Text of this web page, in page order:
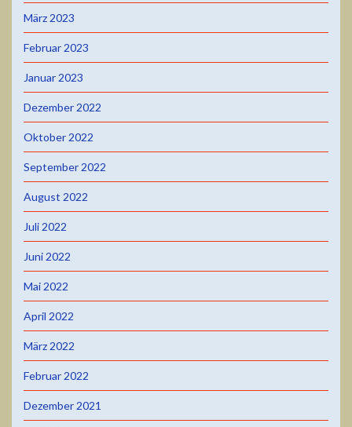
März 2023
Februar 2023
Januar 2023
Dezember 2022
Oktober 2022
September 2022
August 2022
Juli 2022
Juni 2022
Mai 2022
April 2022
März 2022
Februar 2022
Dezember 2021